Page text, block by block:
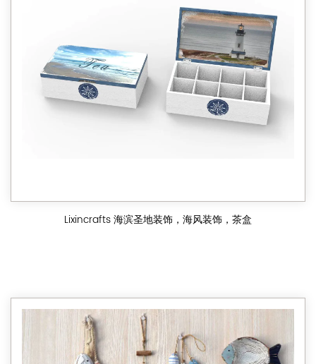
Lixincrafts 海滨圣地装饰，海风装饰，茶盒